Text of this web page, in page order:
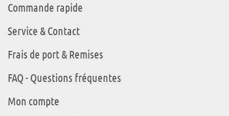
Commande rapide
Service & Contact
Frais de port & Remises
FAQ - Questions fréquentes
Mon compte